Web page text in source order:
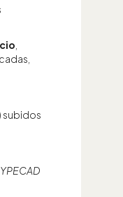
subidos